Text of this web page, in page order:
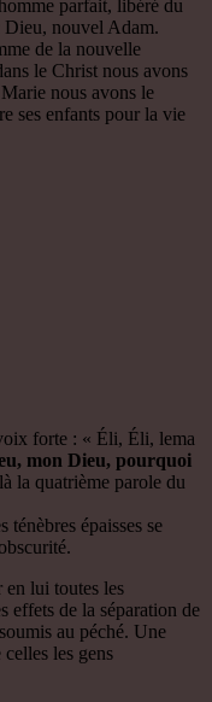
parfait, libéré du
Dieu, nouvel Adam.
de la nouvelle
le Christ nous avons
nous avons le
ses enfants pour la vie
forte : « Éli, Éli, lema
mon Dieu, pourquoi
la quatrième parole du
ténèbres épaisses se
lui toutes les
effets de la séparation de
au péché. Une
celles les gens